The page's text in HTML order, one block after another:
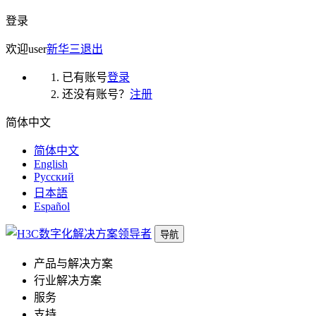
登录
欢迎user新华三退出
已有账号登录
还没有账号？ 注册
简体中文
简体中文
English
Русский
日本語
Español
导航
产品与解决方案
行业解决方案
服务